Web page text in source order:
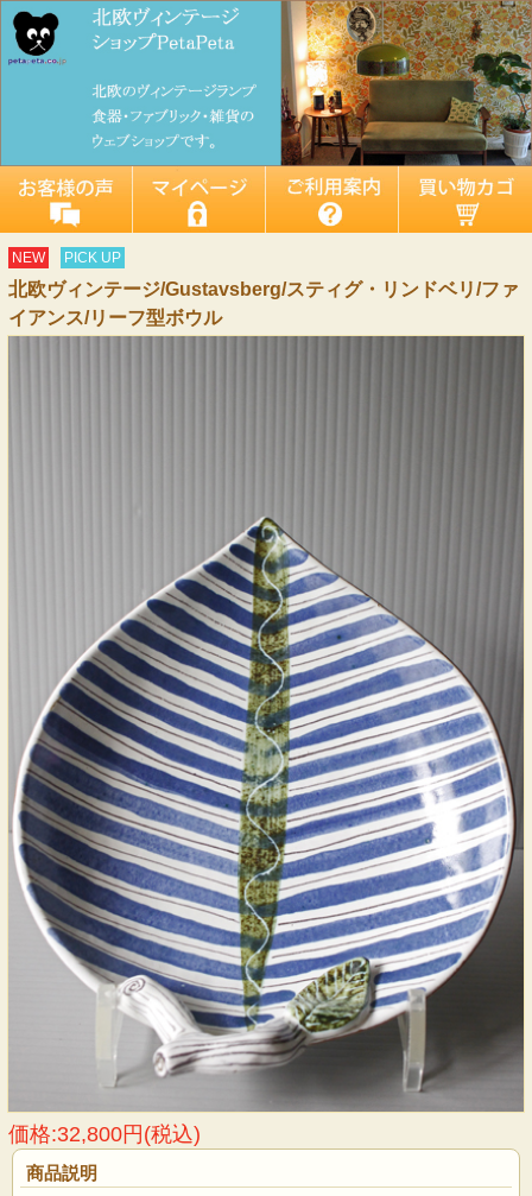
NEW PICK UP
北欧ヴィンテージ/Gustavsberg/スティグ・リンドベリ/ファ
イアンス/リーフ型ボウル
価格:32,800円(税込)
商品説明